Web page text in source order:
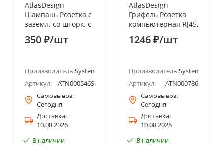
(ранее Schneider Electric)
AtlasDesign
Шампань Розетка с
заземл. со шторк. с
крышкой,16А,IP20,мех.,
быстрозажим.
350 ₽/шт
Производитель:Systeme Electric (ранее Schneider Electric)
Артикул:
ATN000546S
Самовывоз:
Сегодня
Доставка:
10.08.2026
В наличии
AtlasDesign
Грифель Розетка
компьютерная RJ45,
кат 6Е Systeme
Electric (Schneider
1246 ₽/шт
Производитель:Systeme
Артикул:
ATN000786
Самовывоз:
Сегодня
Доставка:
10.08.2026
В наличии